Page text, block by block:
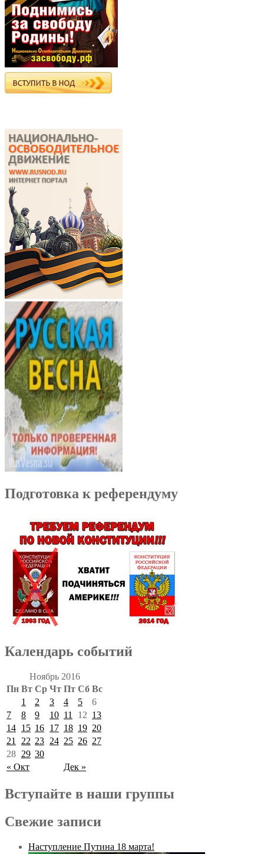
Подготовка к референдуму
Календарь событий
Ноябрь 2016
Пн Вт Ср Чт Пт Сб Вс
« Окт Дек »
1 2 3 4 5
6
7
8 9 10 11 12 13
14 15 16 17 18 19 20
21
22 23 24 25 26 27
28 29 30
Вступайте в наши группы
Свежие записи
Наступление Путина 18 марта!